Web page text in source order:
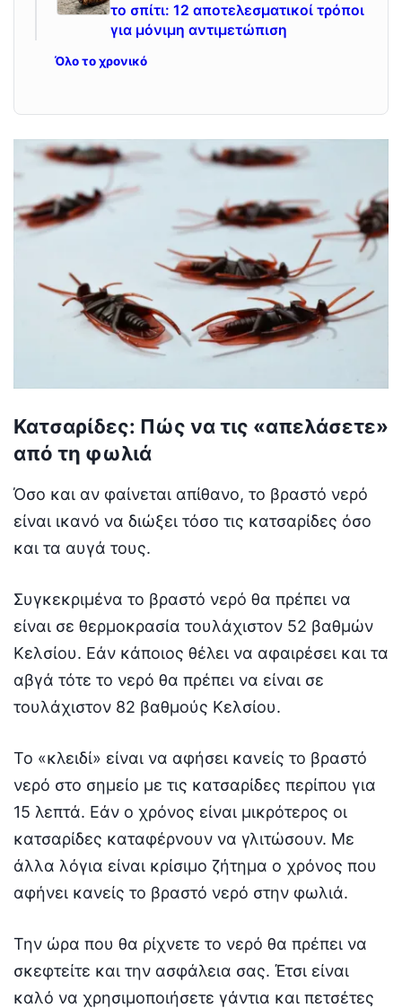
το σπίτι: 12 αποτελεσματικοί τρόποι
για μόνιμη αντιμετώπιση
Όλο το χρονικό
Κατσαρίδες: Πώς να τις «απελάσετε»
από τη φωλιά
Όσο και αν φαίνεται απίθανο, το βραστό νερό
είναι ικανό να διώξει τόσο τις κατσαρίδες όσο
και τα αυγά τους.
Συγκεκριμένα το βραστό νερό θα πρέπει να
είναι σε θερμοκρασία τουλάχιστον 52 βαθμών
Κελσίου. Εάν κάποιος θέλει να αφαιρέσει και τα
αβγά τότε το νερό θα πρέπει να είναι σε
τουλάχιστον 82 βαθμούς Κελσίου.
Το «κλειδί» είναι να αφήσει κανείς το βραστό
νερό στο σημείο με τις κατσαρίδες περίπου για
15 λεπτά. Εάν ο χρόνος είναι μικρότερος οι
κατσαρίδες καταφέρνουν να γλιτώσουν. Με
άλλα λόγια είναι κρίσιμο ζήτημα ο χρόνος που
αφήνει κανείς το βραστό νερό στην φωλιά.
Την ώρα που θα ρίχνετε το νερό θα πρέπει να
σκεφτείτε και την ασφάλεια σας. Έτσι είναι
καλό να χρησιμοποιήσετε γάντια και πετσέτες